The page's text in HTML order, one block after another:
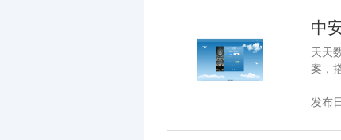
中
天天
案，
发布